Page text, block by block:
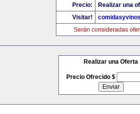
Precio:
Realizar una
Visitar!
Serán consideradas
Realizar una Oferta
Precio Ofrecido $